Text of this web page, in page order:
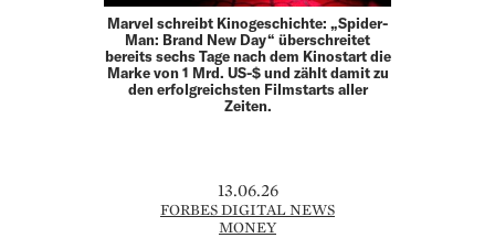
Marvel schreibt Kinogeschichte: „Spider-
Man: Brand New Day“ überschreitet
bereits sechs Tage nach dem Kinostart die
Marke von 1 Mrd. US-$ und zählt damit zu
den erfolgreichsten Filmstarts aller
Zeiten.
13.06.26
FORBES DIGITAL NEWS
MONEY